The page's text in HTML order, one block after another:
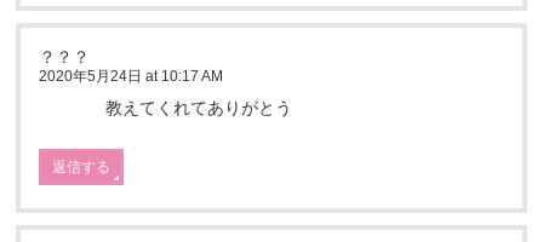
？？？
2020年5月24日 at 10:17 AM
教えてくれてありがとう
返信する